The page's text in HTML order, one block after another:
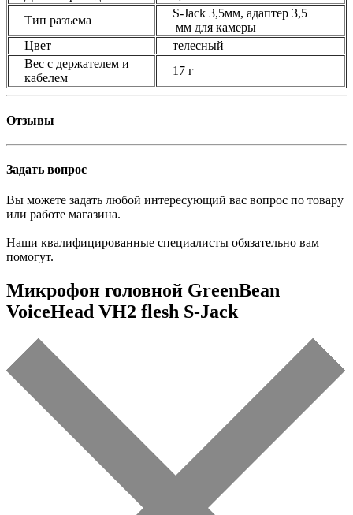
Тип разъема
S-Jack 3,5мм, адаптер 3,5
мм для камеры
Цвет
телесный
Вес с держателем и
кабелем
17 г
Отзывы
Задать вопрос
Вы можете задать любой интересующий вас вопрос по товару
или работе магазина.
Наши квалифицированные специалисты обязательно вам
помогут.
Микрофон головной GreenBean
VoiceHead VH2 flesh S-Jack